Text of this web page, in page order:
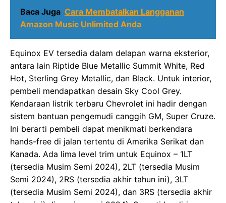
Baca Juga Cara Membatalkan Langganan
Amazon Music Unlimited Anda
Equinox EV tersedia dalam delapan warna eksterior,
antara lain Riptide Blue Metallic Summit White, Red
Hot, Sterling Grey Metallic, dan Black. Untuk interior,
pembeli mendapatkan desain Sky Cool Grey.
Kendaraan listrik terbaru Chevrolet ini hadir dengan
sistem bantuan pengemudi canggih GM, Super Cruze.
Ini berarti pembeli dapat menikmati berkendara
hands-free di jalan tertentu di Amerika Serikat dan
Kanada. Ada lima level trim untuk Equinox – 1LT
(tersedia Musim Semi 2024), 2LT (tersedia Musim
Semi 2024), 2RS (tersedia akhir tahun ini), 3LT
(tersedia Musim Semi 2024), dan 3RS (tersedia akhir